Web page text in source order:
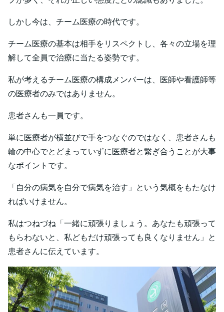
しかし今は、チーム医療の時代です。
チーム医療の基本は相手をリスペクトし、各々の立場を理
解して全員で治療に当たる姿勢です。
私が考えるチーム医療の構成メンバーは、医師や看護師等
の医療者のみではありません。
患者さんも一員です。
単に医療者が横並びで手をつなぐのではなく、患者さんも
輪の中心でとどまっていずに医療者と繋ぎ合うことが大事
なポイントです。
「自分の病気を自分で病気を治す」という気概をもたなけ
ればいけません。
私はつねづね「一緒に頑張りましょう。あなたも頑張って
もらわないと、私どもだけ頑張っても良くなりません」と
患者さんに伝えています。